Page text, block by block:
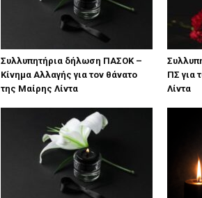
Συλλυπητήρια δήλωση ΠΑΣΟΚ –
Κίνημα Αλλαγής για τον θάνατο
της Μαίρης Λίντα
ΠΣ για
Λίντα